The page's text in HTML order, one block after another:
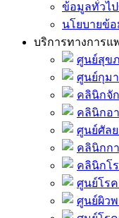
ข้อมูลทั่วไ
นโยบายข้
บริการทางการแ
ศูนย์สุข
ศูนย์กุมา
คลินิกจั
คลินิกอ
ศูนย์ศัล
คลินิกก
คลินิกโ
ศูนย์โร
ศูนย์ผิว